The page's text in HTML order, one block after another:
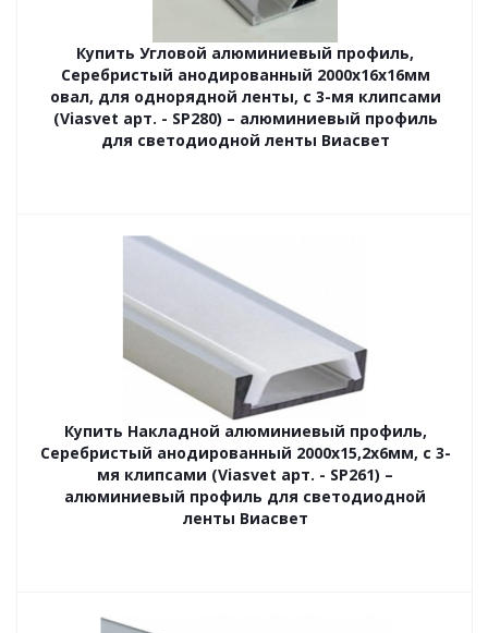
Купить Угловой алюминиевый профиль,
Серебристый анодированный 2000х16х16мм
овал, для однорядной ленты, с 3-мя клипсами
(Viasvet арт. - SP280) – алюминиевый профиль
для светодиодной ленты Виасвет
Купить Накладной алюминиевый профиль,
Серебристый анодированный 2000х15,2х6мм, с 3-
мя клипсами (Viasvet арт. - SP261) –
алюминиевый профиль для светодиодной
ленты Виасвет